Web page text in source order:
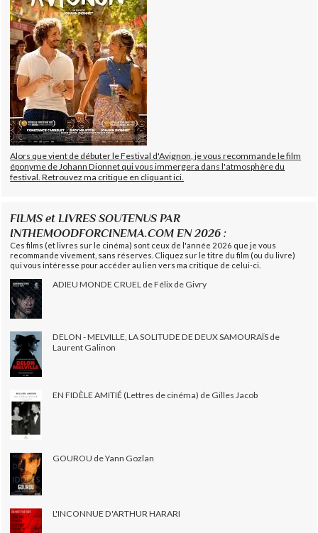
Alors que vient de débuter le Festival d'Avignon, je vous recommande le film
éponyme de Johann Dionnet qui vous immergera dans l'atmosphère du
festival. Retrouvez ma critique en cliquant ici.
FILMS et LIVRES SOUTENUS PAR
INTHEMOODFORCINEMA.COM EN 2026 :
Ces films (et livres sur le cinéma) sont ceux de l'année 2026 que je vous
recommande vivement, sans réserves. Cliquez sur le titre du film (ou du livre)
qui vous intéresse pour accéder au lien vers ma critique de celui-ci.
ADIEU MONDE CRUEL de Félix de Givry
DELON - MELVILLE, LA SOLITUDE DE DEUX SAMOURAÏS de
Laurent Galinon
EN FIDÈLE AMITIÉ (Lettres de cinéma) de Gilles Jacob
GOUROU de Yann Gozlan
L'INCONNUE D'ARTHUR HARARI